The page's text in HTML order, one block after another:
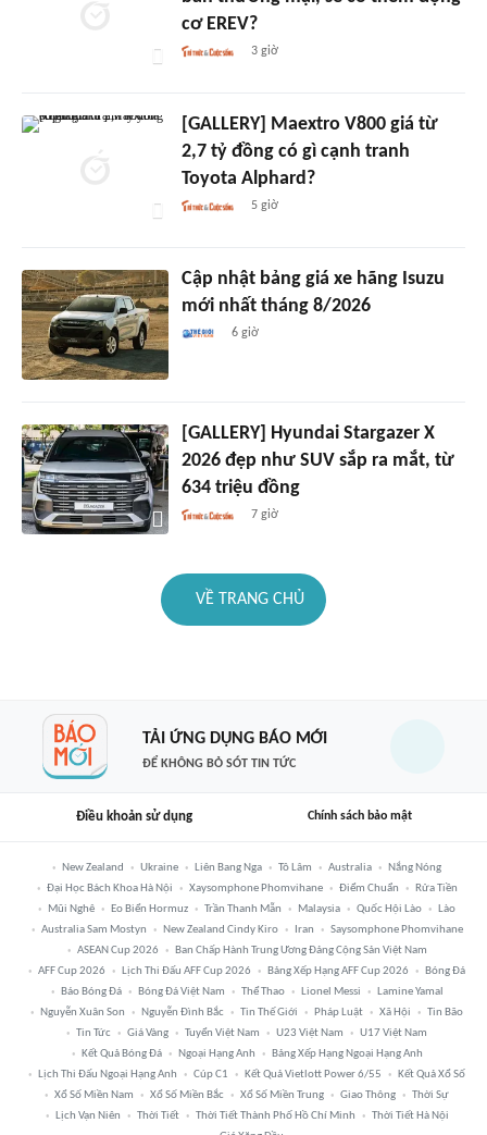
cơ EREV?
3 giờ
[GALLERY] Maextro V800 giá từ
2,7 tỷ đồng có gì cạnh tranh
Toyota Alphard?
5 giờ
Cập nhật bảng giá xe hãng Isuzu
mới nhất tháng 8/2026
6 giờ
[GALLERY] Hyundai Stargazer X
2026 đẹp như SUV sắp ra mắt, từ
634 triệu đồng
7 giờ
VỀ TRANG CHỦ
TẢI ỨNG DỤNG BÁO MỚI
ĐỂ KHÔNG BỎ SÓT TIN TỨC
Điều khoản sử dụng Chính sách bảo mật
New Zealand Ukraine Liên Bang Nga Tô Lâm Australia
Nắng Nóng
Đại Học Bách Khoa Hà Nội
Xaysomphone Phomvihane Điểm Chuẩn
Rửa Tiền
Mũi Nghê
Eo Biển Hormuz Trần Thanh Mẫn Malaysia Quốc Hội Lào
Lào
Australia Sam Mostyn
New Zealand Cindy Kiro Iran
Saysomphone Phomvihane
ASEAN Cup 2026
Ban Chấp Hành Trung Ương Đảng Cộng Sản Việt Nam
AFF Cup 2026
Lịch Thi Đấu AFF Cup 2026 Bảng Xếp Hạng AFF Cup 2026
Bóng Đá
Báo Bóng Đá
Bóng Đá Việt Nam Thể Thao Lionel Messi
Lamine Yamal
Nguyễn Xuân Son
Nguyễn Đình Bắc Tin Thế Giới Pháp Luật Xã Hội
Tin Bão
Tin Tức
Giá Vàng Tuyển Việt Nam U23 Việt Nam
U17 Việt Nam
Kết Quả Bóng Đá
Ngoại Hạng Anh
Bảng Xếp Hạng Ngoại Hạng Anh
Lịch Thi Đấu Ngoại Hạng Anh
Cúp C1 Kết Quả Vietlott Power 6/55
Kết Quả Xổ Số
Xổ Số Miền Nam
Xổ Số Miền Bắc Xổ Số Miền Trung Giao Thông
Thời Sự
Lịch Vạn Niên
Thời Tiết Thời Tiết Thành Phố Hồ Chí Minh
Thời Tiết Hà Nội